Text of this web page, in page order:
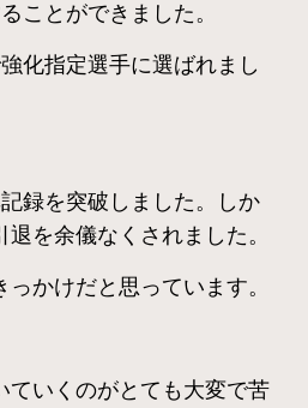
ことができました。
化指定選手に選ばれまし
録を突破しました。しか
を余儀なくされました。
かけだと思っています。
ていくのがとても大変で苦